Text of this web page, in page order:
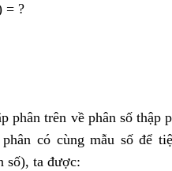
= ?
phân trên về phân số thập
có cùng mẫu số để
số), ta được: